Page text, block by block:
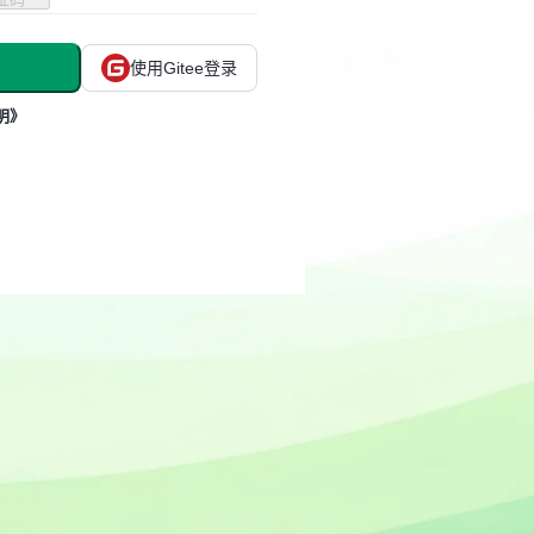
使用Gitee登录
》